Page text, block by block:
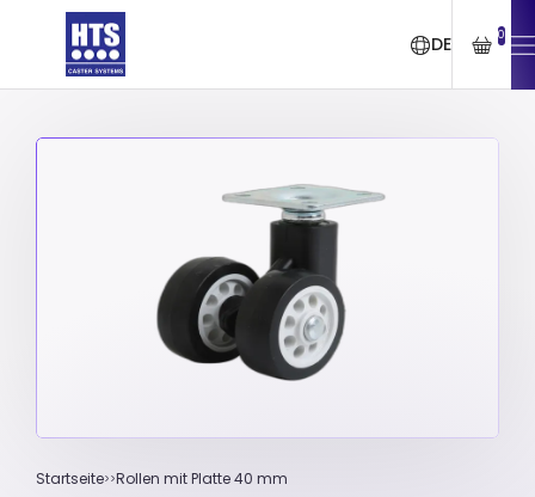
DE 0
Startseite Rollen mit Platte 40 mm